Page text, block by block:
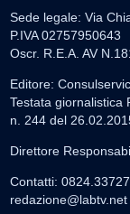
Sede legale: Via
P.IVA 02757950643
Oscr. R.E.A. AV
Editore:
Testata giornalistica
n. 244 del
Direttore
Contatti:
redazione@labtv.net